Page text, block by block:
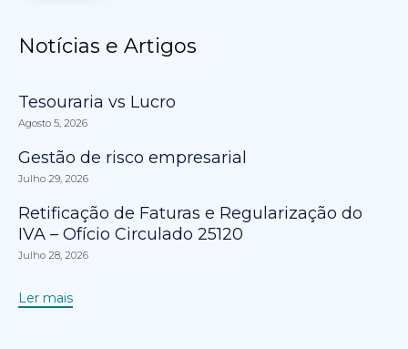
Notícias e Artigos
Tesouraria vs Lucro
Agosto 5, 2026
Gestão de risco empresarial
Julho 29, 2026
Retificação de Faturas e Regularização do
IVA – Ofício Circulado 25120
Julho 28, 2026
Ler mais